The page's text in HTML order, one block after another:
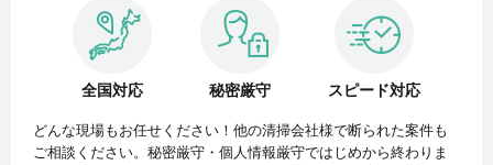
全国対応 秘密厳守 スピード対応
どんな現場もお任せください！他の清掃会社様で断られた案件も
ご相談ください。秘密厳守・個人情報厳守ではじめから終わりま